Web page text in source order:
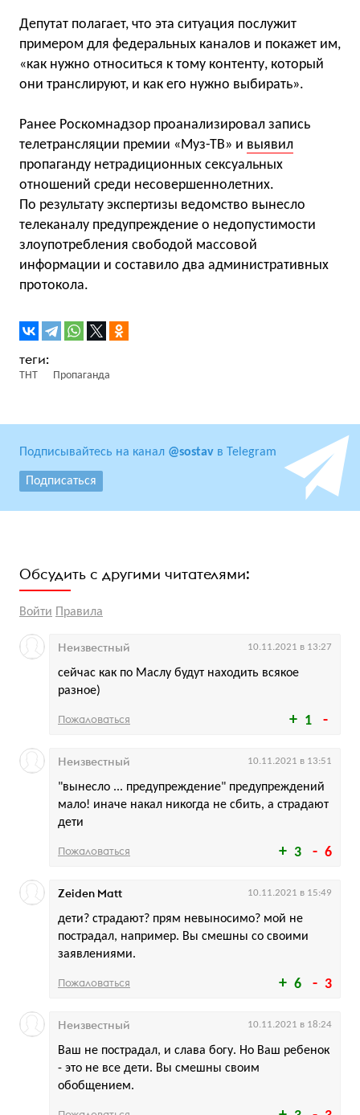
Депутат полагает, что эта ситуация послужит
примером для федеральных каналов и покажет им,
«как нужно относиться к тому контенту, который
они транслируют, и как его нужно выбирать».
Ранее Роскомнадзор проанализировал запись
телетрансляции премии «Муз-ТВ» и выявил
пропаганду нетрадиционных сексуальных
отношений среди несовершеннолетних.
По результату экспертизы ведомство вынесло
телеканалу предупреждение о недопустимости
злоупотребления свободой массовой
информации и составило два административных
протокола.
ТНТ Пропаганда
Подписывайтесь на канал @sostav в Telegram
Подписаться
Обсудить с другими читателями:
Войти Правила
1
сейчас как по Маслу будут находить всякое
разное)
Неизвестный 10.11.2021 в 13:27
Пожаловаться
3 6
"вынесло ... предупреждение" предупреждений
мало! иначе накал никогда не сбить, а страдают
дети
Неизвестный 10.11.2021 в 13:51
Пожаловаться
6 3
дети? страдают? прям невыносимо? мой не
пострадал, например. Вы смешны со своими
заявлениями.
Zeiden Matt 10.11.2021 в 15:49
Пожаловаться
Ваш не пострадал, и слава богу. Но Ваш ребенок
- это не все дети. Вы смешны своим
обобщением.
Неизвестный 10.11.2021 в 18:24